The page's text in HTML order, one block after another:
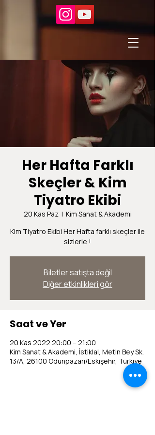
Her Hafta Farklı
Skeçler & Kim
Tiyatro Ekibi
20 Kas Paz
  |
Kim Sanat & Akademi
Kim Tiyatro Ekibi Her Hafta farklı skeçler ile
sizlerle !
Biletler satışta değil
Diğer etkinlikleri gör
Saat ve Yer
20 Kas 2022 20:00 – 21:00
Kim Sanat & Akademi, İstiklal, Metin Bey Sk.
13/A, 26100 Odunpazarı/Eskişehir, Türkiye